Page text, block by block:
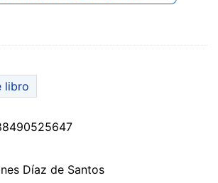
libro
Díaz de Santos